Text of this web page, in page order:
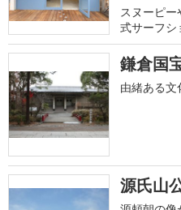
スヌーピ
式サーフシ
鎌倉国
由緒ある文
源氏山